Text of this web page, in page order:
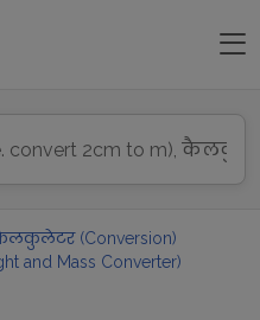
(Conversion)
and Mass Converter)